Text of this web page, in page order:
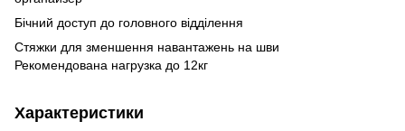
Бічний доступ до головного відділення
Стяжки для зменшення навантажень на шви
Рекомендована нагрузка до 12кг
Характеристики